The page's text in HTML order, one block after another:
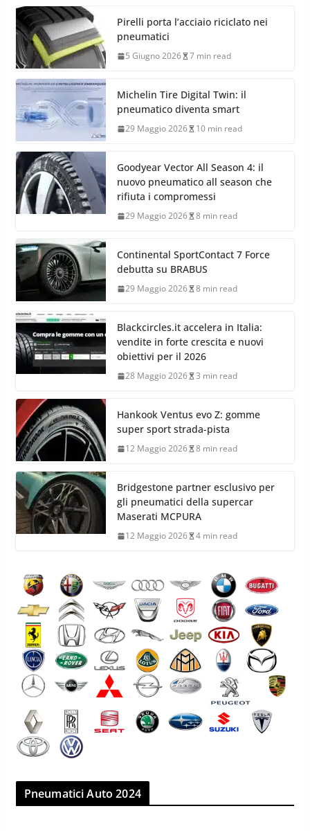
Pirelli porta l’acciaio riciclato nei
pneumatici
5 Giugno 2026 7 min read
Michelin Tire Digital Twin: il
pneumatico diventa smart
29 Maggio 2026 10 min read
Goodyear Vector All Season 4: il
nuovo pneumatico all season che
rifiuta i compromessi
29 Maggio 2026 8 min read
Continental SportContact 7 Force
debutta su BRABUS
29 Maggio 2026 8 min read
Blackcircles.it accelera in Italia:
vendite in forte crescita e nuovi
obiettivi per il 2026
28 Maggio 2026 3 min read
Hankook Ventus evo Z: gomme
super sport strada-pista
12 Maggio 2026 8 min read
Bridgestone partner esclusivo per
gli pneumatici della supercar
Maserati MCPURA
12 Maggio 2026 4 min read
Pneumatici Auto 2024